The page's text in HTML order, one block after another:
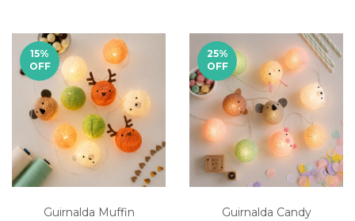
15%
OFF
Guirnalda Muffin
25%
OFF
Guirnalda Candy